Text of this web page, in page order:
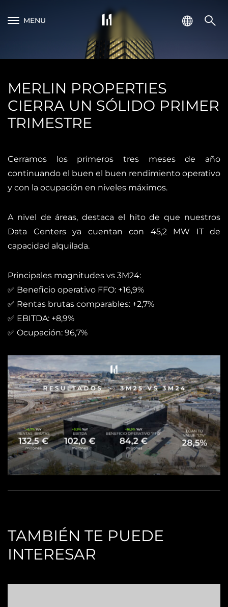
MENU
MERLIN PROPERTIES
CIERRA UN SÓLIDO PRIMER
TRIMESTRE
Cerramos los primeros tres meses de año
continuando el buen el buen rendimiento operativo
y con la ocupación en niveles máximos.
A nivel de áreas, destaca el hito de que nuestros
Data Centers ya cuentan con 45,2 MW IT de
capacidad alquilada.
Principales magnitudes vs 3M24:
✅ Beneficio operativo FFO: +16,9%
✅ Rentas brutas comparables: +2,7%
✅ EBITDA: +8,9%
✅ Ocupación: 96,7%
TAMBIÉN TE PUEDE
INTERESAR